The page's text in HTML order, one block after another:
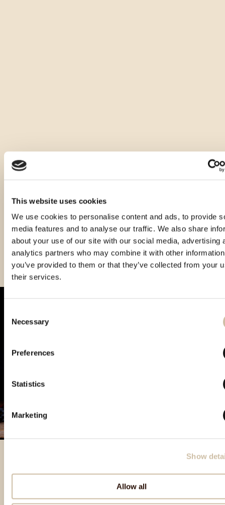
This website uses cookies
We use cookies to personalise content and ads, to provide
media features and to analyse our traffic. We also share
about your use of our site with our social media, advertising
analytics partners who may combine it with other
you’ve provided to them or that they’ve collected from your
their services.
Selection
Necessary
Preferences
Statistics
Marketing
Show
Allow all
prodotto
Prodotti in evidenza